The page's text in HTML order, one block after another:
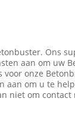
Ons
aan om uw
onze
aan om u te
niet om